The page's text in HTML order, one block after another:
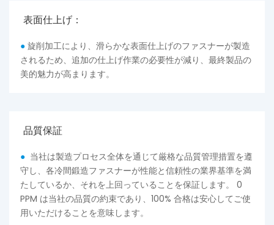
表面仕上げ：
● 旋削加工により、滑らかな表面仕上げのファスナーが製造
されるため、追加の仕上げ作業の必要性が減り、最終製品の
美的魅力が高まります。
品質保証
● 当社は製造プロセス全体を通じて厳格な品質管理措置を遵
守し、各冷間鍛造ファスナーが性能と信頼性の業界基準を満
たしているか、それを上回っていることを保証します。 0
PPM は当社の品質の約束であり、100% 合格は安心してご使
用いただけることを意味します。